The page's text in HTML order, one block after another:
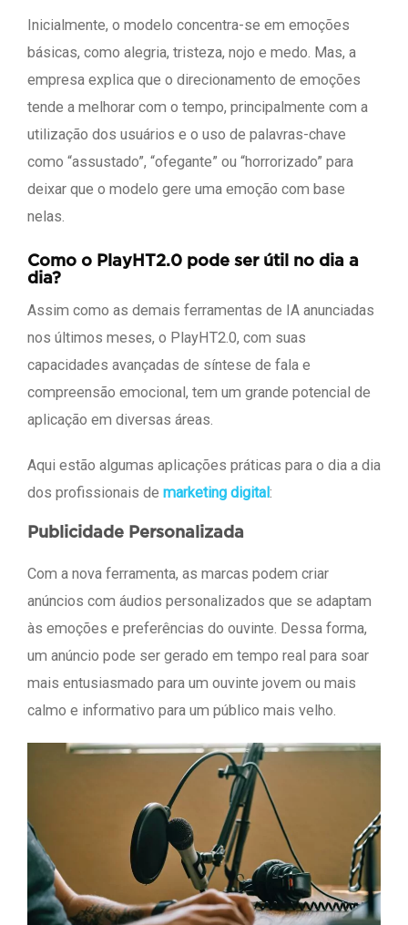
Inicialmente, o modelo concentra-se em emoções
básicas, como alegria, tristeza, nojo e medo. Mas, a
empresa explica que o direcionamento de emoções
tende a melhorar com o tempo, principalmente com a
utilização dos usuários e o uso de palavras-chave
como “assustado”, “ofegante” ou “horrorizado” para
deixar que o modelo gere uma emoção com base
nelas.
Como o PlayHT2.0 pode ser útil no dia a
dia?
Assim como as demais ferramentas de IA anunciadas
nos últimos meses, o PlayHT2.0, com suas
capacidades avançadas de síntese de fala e
compreensão emocional, tem um grande potencial de
aplicação em diversas áreas.
Aqui estão algumas aplicações práticas para o dia a dia
dos profissionais de marketing digital:
Publicidade Personalizada
Com a nova ferramenta, as marcas podem criar
anúncios com áudios personalizados que se adaptam
às emoções e preferências do ouvinte. Dessa forma,
um anúncio pode ser gerado em tempo real para soar
mais entusiasmado para um ouvinte jovem ou mais
calmo e informativo para um público mais velho.